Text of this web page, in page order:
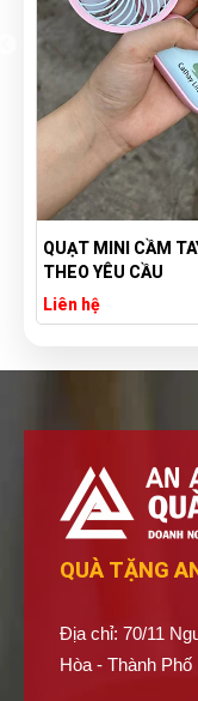
QUẠT MINI CẦM
THEO YÊU CẦU
Liên hệ
QUÀ TẶNG
Địa chỉ: 70/11
Hòa - Thành